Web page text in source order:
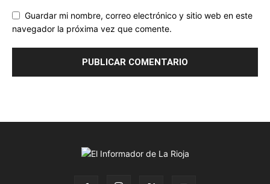
Guardar mi nombre, correo electrónico y sitio web en este
navegador la próxima vez que comente.